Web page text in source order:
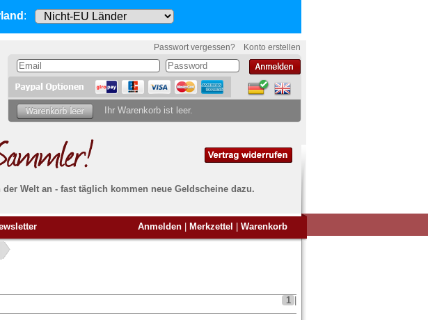
:
Passwort vergessen? Konto erstellen
Ihr Warenkorb ist leer.
Welt an - fast täglich kommen neue Geldscheine dazu.
, werden
Risiko
Möchten Sie Banknoten
verkaufen?
Siehier.
Anmelden Merkzettel Warenkorb
1